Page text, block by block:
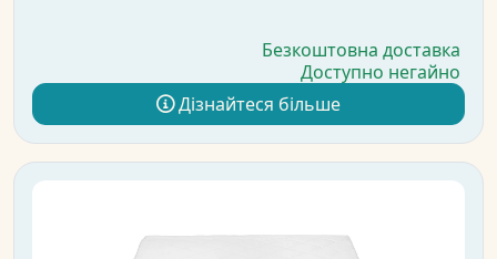
Безкоштовна доставка
Доступно негайно
Дізнайтеся більше